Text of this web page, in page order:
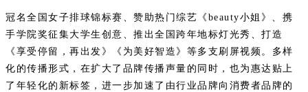
冠名全国女子排球锦标赛、赞助热门综艺《beauty小姐》、携
手学院奖征集大学生创意、推出全国跨年地标灯光秀、打造
《享受停留，再出发》《为美好智造》等多支刷屏视频。多样
化的传播形式，在扩大了品牌传播声量的同时，也为惠达贴上
了年轻化的新标签，进一步加速了由行业品牌向消费者品牌的